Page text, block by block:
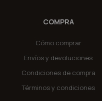
COMPRA
Cómo comprar
Envíos y devoluciones
Condiciones de compra
Términos y condiciones